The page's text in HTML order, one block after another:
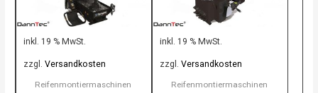
inkl. 19 % MwSt.
zzgl.Versandkosten
Reifenmontiermaschinen
inkl. 19 % MwSt.
zzgl. Versandkosten
Reifenmontiermaschinen